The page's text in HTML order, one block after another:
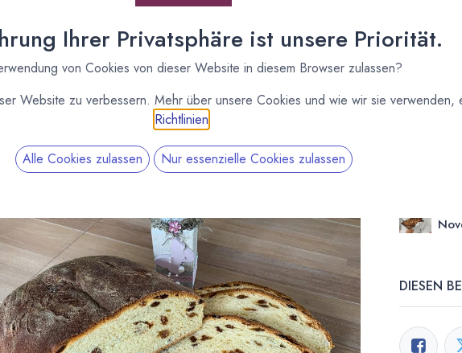
DIESEN
Ihrer Privatsphäre ist unsere Priorität.
von Cookies von dieser Website in diesem Browser zulassen?
Website zu verbessern. Mehr über unsere Cookies und wie wir sie verwenden,
Richtlinien
Alle Cookies zulassen Nur essenzielle Cookies zulassen